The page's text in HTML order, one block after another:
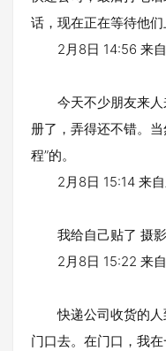
话，现在正在等待他们
2月8日 14:56 来自
今天不少朋友来人
册了，弄得还不错。当
程”的。
2月8日 15:14 来自
我给自己贴了 摄影
2月8日 15:22 来自
快递公司收货的人
门口去。在门口，我